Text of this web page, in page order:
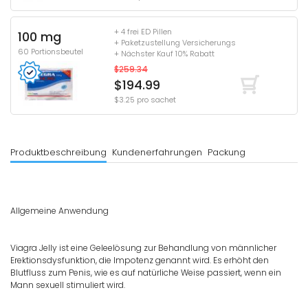
100 mg
60 Portionsbeutel
+ 4 frei ED Pillen
+ Paketzustellung Versicherungs
+ Nächster Kauf 10% Rabatt
$259.34
$194.99
$3.25 pro sachet
Produktbeschreibung Kundenerfahrungen Packung
Allgemeine Anwendung
Viagra Jelly ist eine Geleelösung zur Behandlung von männlicher
Erektionsdysfunktion, die Impotenz genannt wird. Es erhöht den
Blutfluss zum Penis, wie es auf natürliche Weise passiert, wenn ein
Mann sexuell stimuliert wird.